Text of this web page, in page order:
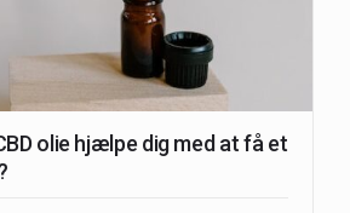
olie hjælpe dig med at få et